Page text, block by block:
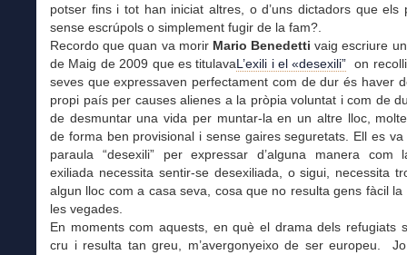
potser fins i tot han iniciat altres, o d’uns dictadors que els
sense escrúpols o simplement fugir de la fam?.
Recordo que quan va morir Mario Benedetti vaig escriure
de Maig de 2009 que es titulavaL’exili i el «desexili” on
seves que expressaven perfectament com de dur és haver
propi país per causes alienes a la pròpia voluntat i com de
de desmuntar una vida per muntar-la en un altre lloc,
de forma ben provisional i sense gaires seguretats. Ell es va
paraula “desexili” per expressar d’alguna manera com
exiliada necessita sentir-se desexiliada, o sigui, necessita
algun lloc com a casa seva, cosa que no resulta gens fàcil la
les vegades.
En moments com aquests, en què el drama dels refugiats
cru i resulta tan greu, m’avergonyeixo de ser europeu.